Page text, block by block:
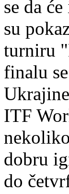
se da
su
turniru
finalu
ITF
dobru
do